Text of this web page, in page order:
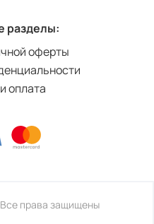
разделы:
оферты
оплата
права защищены